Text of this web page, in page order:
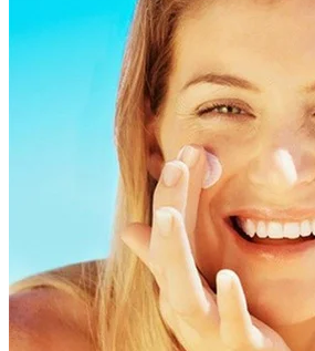
Giỏ hàng
Chưa có sản phẩm trong giỏ hàng.